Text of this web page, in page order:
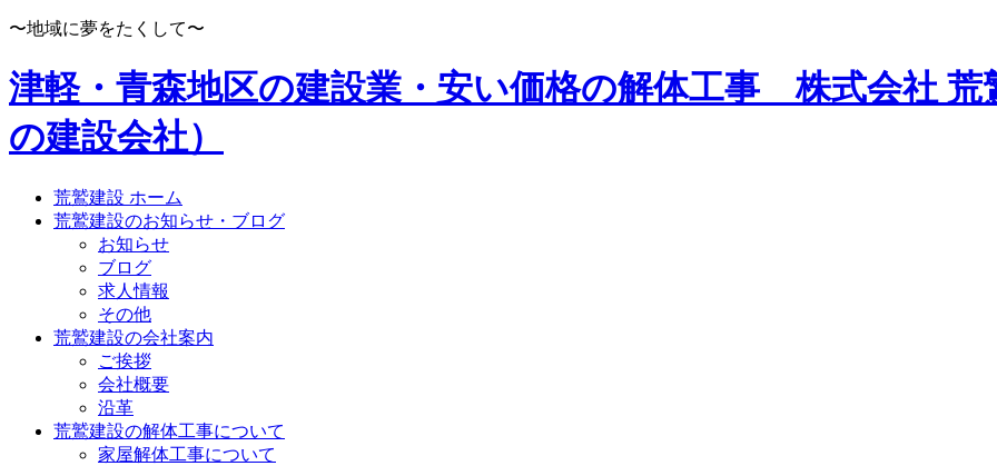
〜地域に夢をたくして〜
津軽・青森地区の建設業・安い価格の解体工事 株式会社 荒
の建設会社）
荒鷲建設 ホーム
荒鷲建設のお知らせ・ブログ
お知らせ
ブログ
求人情報
その他
荒鷲建設の会社案内
ご挨拶
会社概要
沿革
荒鷲建設の解体工事について
家屋解体工事について